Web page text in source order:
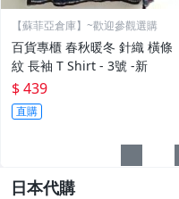
【蘇菲亞倉庫】~歡迎參觀選購
百貨專櫃 春秋暖冬 針織 橫條
紋 長袖 T Shirt - 3號 -新
$ 439
直購
日本代購